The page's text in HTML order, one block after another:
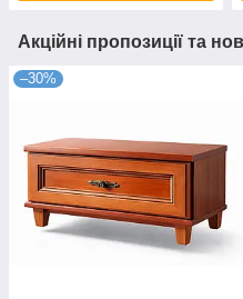
Акційні пропозиції та
–30%